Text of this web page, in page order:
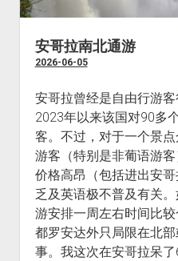
文
世
五条最具
五条最值得
安哥拉南北通游
2026-06-05
安哥拉曾经是自由行游
2023年以来该国对90多
客。不过，对于一个景
游客（特别是非葡语游
价格高昂（包括进出安
乏及英语极不普及有关
游安排一周左右时间比
都罗安达外只局限在北
事。我这次在安哥拉呆